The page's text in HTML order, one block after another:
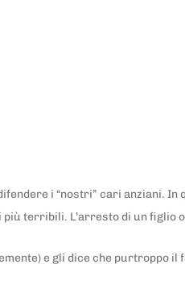
i “nostri” ‪cari ‎anziani‬.
terribili. L’arresto di un figlio
e gli dice che purtroppo